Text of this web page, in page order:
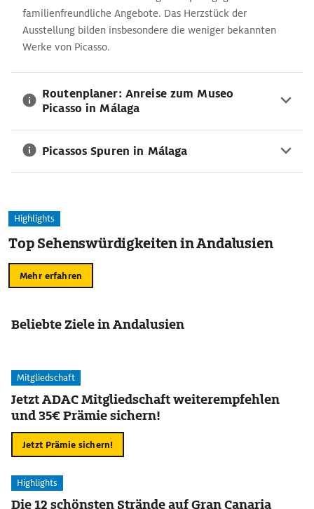
familienfreundliche Angebote. Das Herzstück der
Ausstellung bilden insbesondere die weniger bekannten
Werke von Picasso.
Routenplaner: Anreise zum Museo
Picasso in Málaga
Picassos Spuren in Málaga
Highlights
Top Sehenswürdigkeiten in Andalusien
Mehr erfahren
Beliebte Ziele in Andalusien
Mitgliedschaft
Jetzt ADAC Mitgliedschaft weiterempfehlen
und 35€ Prämie sichern!
Jetzt Prämie sichern!
Highlights
Die 12 schönsten Strände auf Gran Canaria